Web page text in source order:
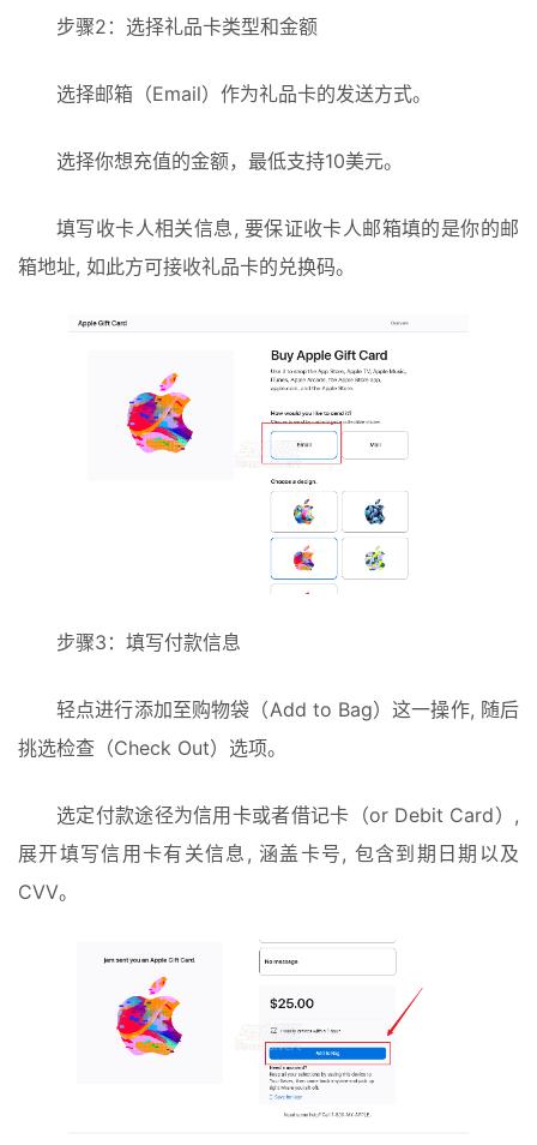
步骤2：选择礼品卡类型和金额
选择邮箱（Email）作为礼品卡的发送方式。
选择你想充值的金额，最低支持10美元。
填写收卡人相关信息, 要保证收卡人邮箱填的是你的邮
箱地址, 如此方可接收礼品卡的兑换码。
步骤3：填写付款信息
轻点进行添加至购物袋（Add to Bag）这一操作, 随后
挑选检查（Check Out）选项。
选定付款途径为信用卡或者借记卡（or Debit Card）,
展开填写信用卡有关信息, 涵盖卡号, 包含到期日期以及
CVV。